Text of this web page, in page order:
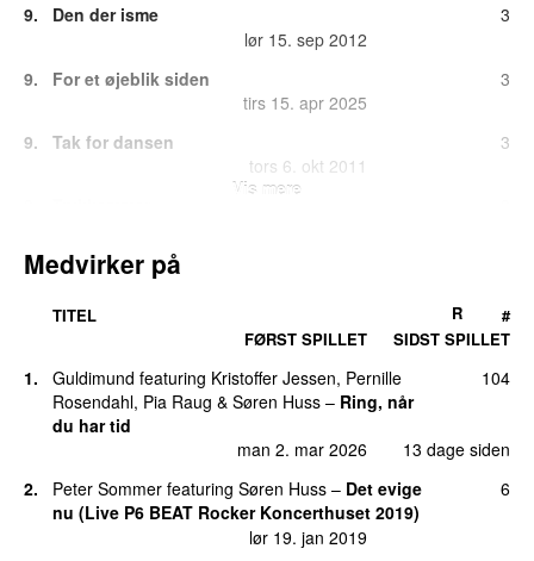
9.
Den der isme
lør 15. sep 2012
3
9.
For et øjeblik siden
tirs 15. apr 2025
3
9.
Tak for dansen
tors 6. okt 2011
3
13. Entreprenør
2
Hvorfor
søn 3. maj 2026
2
Lyden af os under ét tag
søn 15. dec 2024
Vis mere
Medvirker på
TITEL
FØRST SPILLET
SIDST SPILLET
R #
1. Guldimund featuring Kristoffer Jessen, Pernille
Rosendahl, Pia Raug & Søren Huss – Ring, når
du har tid
man 2. mar 2026
13 dage siden
104
2. Peter Sommer featuring Søren Huss – Det evige
nu (Live P6 BEAT Rocker Koncerthuset 2019)
lør 19. jan 2019
6